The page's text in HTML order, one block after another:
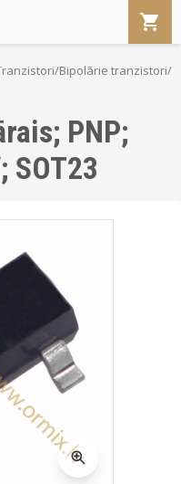
/Bipolārie tranzistori/
PNP;
SOT23